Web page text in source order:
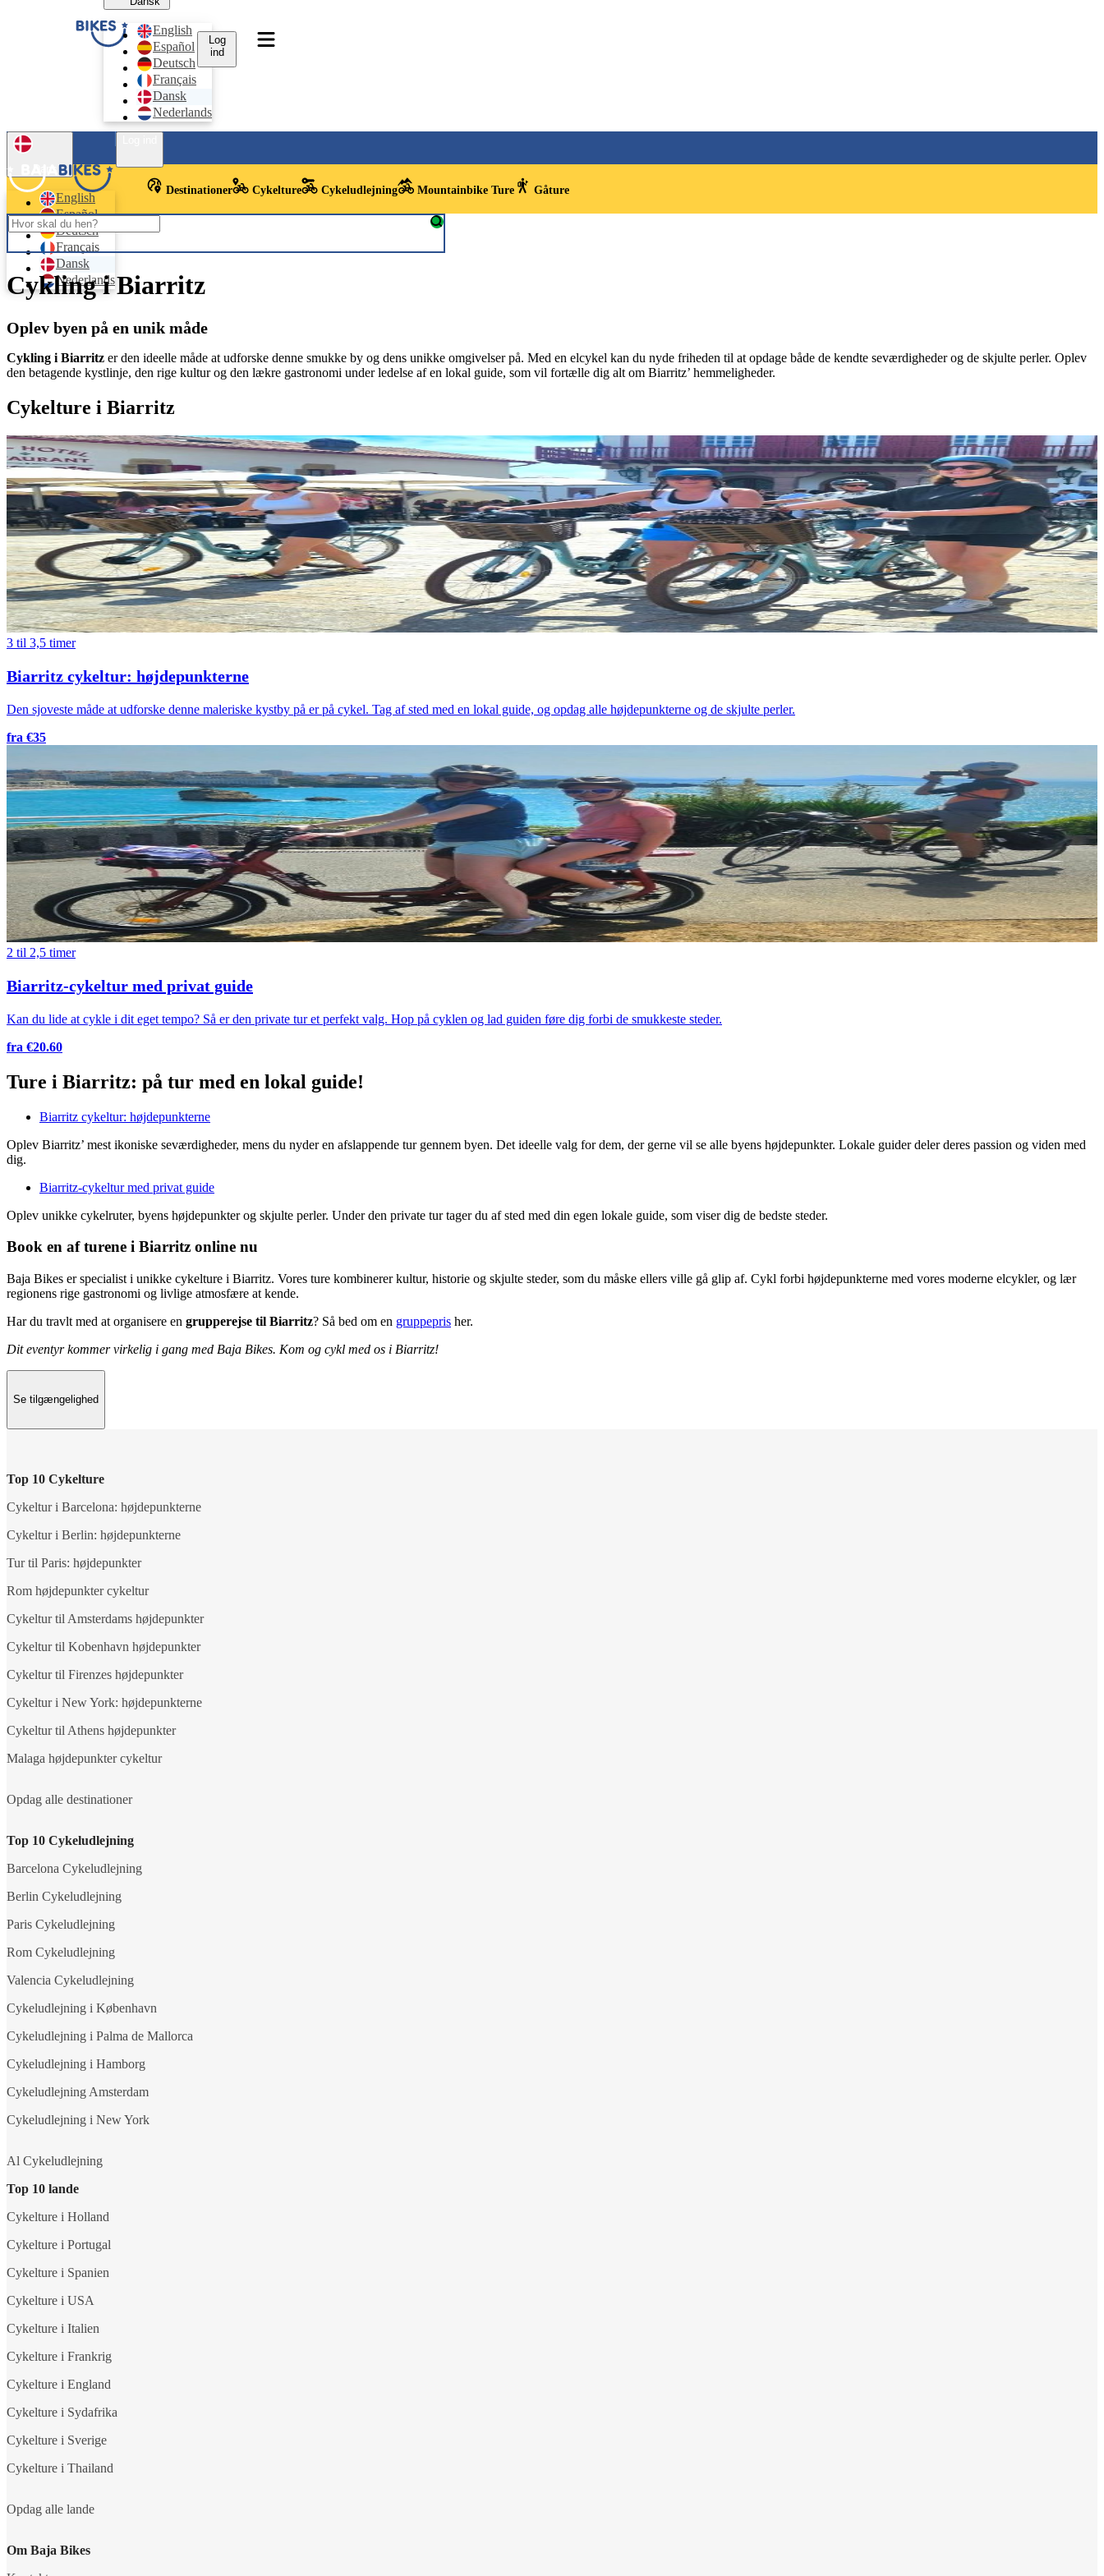
English
Español
Deutsch
Français
Dansk
Nederlands
Log
ind
Dansk
English
Español
Deutsch
Français
Dansk
Nederlands
Destinationer Cykelture Cykeludlejning Mountainbike Ture Gåture
Cykling i Biarritz
Oplev byen på en unik måde
Cykling i Biarritz er den ideelle måde at udforske denne smukke by og dens unikke omgivelser på. Med en elcykel kan du nyde friheden til at opdage både de kendte seværdigheder og de skjulte perler. Oplev
den betagende kystlinje, den rige kultur og den lækre gastronomi under ledelse af en lokal guide, som vil fortælle dig alt om Biarritz’ hemmeligheder.
Cykelture i Biarritz
3 til 3,5 timer
Biarritz cykeltur: højdepunkterne
Den sjoveste måde at udforske denne maleriske kystby på er på cykel. Tag af sted med en lokal guide, og opdag alle højdepunkterne og de skjulte perler.
fra €35
2 til 2,5 timer
Biarritz-cykeltur med privat guide
Kan du lide at cykle i dit eget tempo? Så er den private tur et perfekt valg. Hop på cyklen og lad guiden føre dig forbi de smukkeste steder.
fra €20.60
Ture i Biarritz: på tur med en lokal guide!
Biarritz cykeltur: højdepunkterne
Oplev Biarritz’ mest ikoniske seværdigheder, mens du nyder en afslappende tur gennem byen. Det ideelle valg for dem, der gerne vil se alle byens højdepunkter. Lokale guider deler deres passion og viden med
dig.
Biarritz-cykeltur med privat guide
Oplev unikke cykelruter, byens højdepunkter og skjulte perler. Under den private tur tager du af sted med din egen lokale guide, som viser dig de bedste steder.
Book en af turene i Biarritz online nu
Baja Bikes er specialist i unikke cykelture i Biarritz. Vores ture kombinerer kultur, historie og skjulte steder, som du måske ellers ville gå glip af. Cykl forbi højdepunkterne med vores moderne elcykler, og lær
regionens rige gastronomi og livlige atmosfære at kende.
Har du travlt med at organisere en grupperejse til Biarritz? Så bed om en gruppepris her.
Dit eventyr kommer virkelig i gang med Baja Bikes. Kom og cykl med os i Biarritz!
Se tilgængelighed
Top 10 Cykelture
Cykeltur i Barcelona: højdepunkterne
Cykeltur i Berlin: højdepunkterne
Tur til Paris: højdepunkter
Rom højdepunkter cykeltur
Cykeltur til Amsterdams højdepunkter
Cykeltur til Kobenhavn højdepunkter
Cykeltur til Firenzes højdepunkter
Cykeltur i New York: højdepunkterne
Cykeltur til Athens højdepunkter
Malaga højdepunkter cykeltur
Opdag alle destinationer
Top 10 Cykeludlejning
Barcelona Cykeludlejning
Berlin Cykeludlejning
Paris Cykeludlejning
Rom Cykeludlejning
Valencia Cykeludlejning
Cykeludlejning i København
Cykeludlejning i Palma de Mallorca
Cykeludlejning i Hamborg
Cykeludlejning Amsterdam
Cykeludlejning i New York
Al Cykeludlejning
Top 10 lande
Cykelture i Holland
Cykelture i Portugal
Cykelture i Spanien
Cykelture i USA
Cykelture i Italien
Cykelture i Frankrig
Cykelture i England
Cykelture i Sydafrika
Cykelture i Sverige
Cykelture i Thailand
Opdag alle lande
Om Baja Bikes